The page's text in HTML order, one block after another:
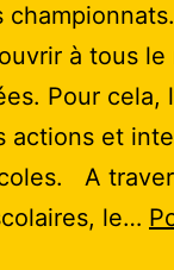
à tous
Pour cela,
actions et
A
le…